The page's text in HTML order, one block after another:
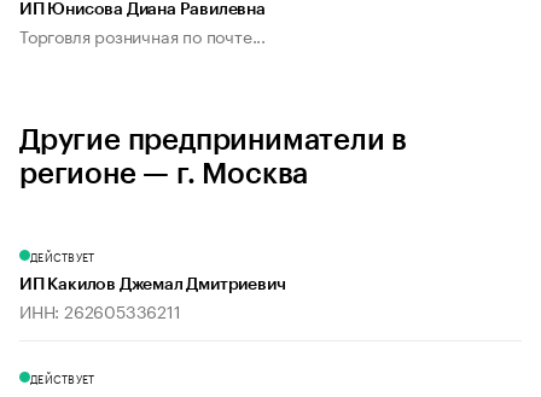
ИП Юнисова Диана Равилевна
Торговля розничная по почте...
Другие предприниматели в
регионе — г. Москва
ДЕЙСТВУЕТ
ИП Какилов Джемал Дмитриевич
ИНН: 262605336211
ДЕЙСТВУЕТ